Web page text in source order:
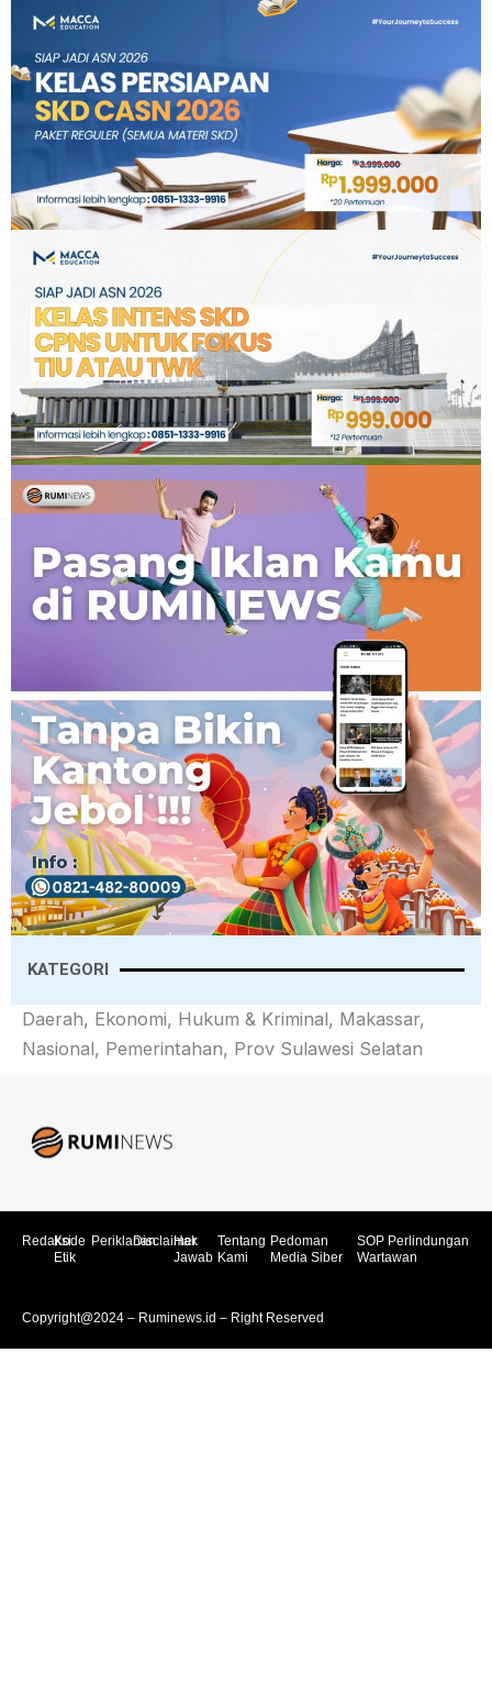
KATEGORI
Daerah, Ekonomi, Hukum & Kriminal, Makassar,
Nasional, Pemerintahan, Prov Sulawesi Selatan
RedaksiKode
Etik
PeriklananDisclaimer
Hak
Jawab
Tentang
Kami
Pedoman
Media Siber
SOP Perlindungan
Wartawan
Copyright@2024 – Ruminews.id – Right Reserved